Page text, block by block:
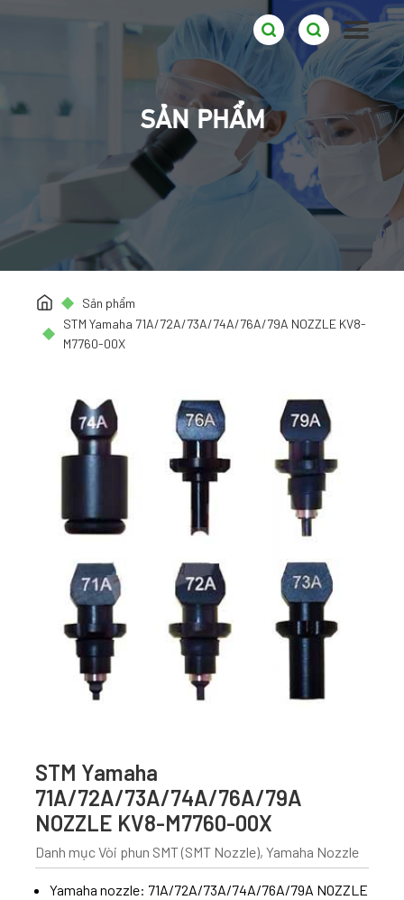
SẢN PHẨM
Sản phẩm
STM Yamaha 71A/72A/73A/74A/76A/79A NOZZLE KV8-
M7760-00X
STM Yamaha
71A/72A/73A/74A/76A/79A
NOZZLE KV8-M7760-00X
Danh mụcVòi phun SMT (SMT Nozzle), Yamaha Nozzle
Yamaha nozzle: 71A/72A/73A/74A/76A/79A NOZZLE